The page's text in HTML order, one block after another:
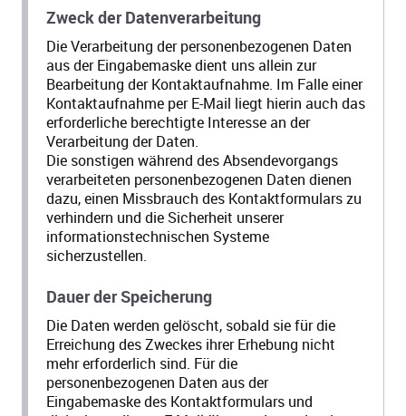
Zweck der Datenverarbeitung
Die Verarbeitung der personenbezogenen Daten
aus der Eingabemaske dient uns allein zur
Bearbeitung der Kontaktaufnahme. Im Falle einer
Kontaktaufnahme per E-Mail liegt hierin auch das
erforderliche berechtigte Interesse an der
Verarbeitung der Daten.
Die sonstigen während des Absendevorgangs
verarbeiteten personenbezogenen Daten dienen
dazu, einen Missbrauch des Kontaktformulars zu
verhindern und die Sicherheit unserer
informationstechnischen Systeme
sicherzustellen.
Dauer der Speicherung
Die Daten werden gelöscht, sobald sie für die
Erreichung des Zweckes ihrer Erhebung nicht
mehr erforderlich sind. Für die
personenbezogenen Daten aus der
Eingabemaske des Kontaktformulars und